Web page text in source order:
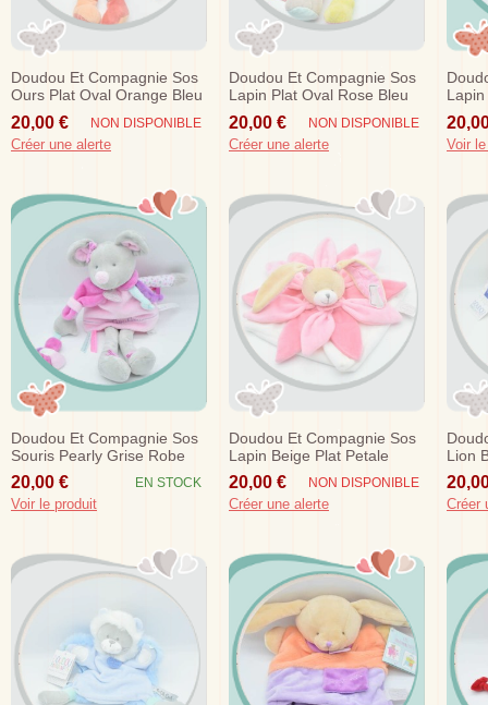
Doudou Et Compagnie Sos
Ours Plat Oval Orange Bleu
Etiquettes Gateaux
20,00 € NON DISPONIBLE
Créer une alerte
Doudou Et Compagnie Sos
Lapin Plat Oval Rose Bleu
Gris Etiquettes Gateaux
20,00 € NON DISPONIBLE
Créer une alerte Voir
Doudou Et Compagnie Sos
Souris Pearly Grise Robe
Rose
20,00 € EN STOCK
Voir le produit
Doudou Et Compagnie Sos
Lapin Beige Plat Petale
Rose Collector Dc2791
20,00 € NON DISPONIBLE
Créer une alerte
Lion
Créer